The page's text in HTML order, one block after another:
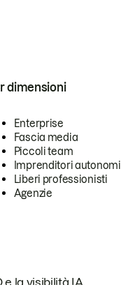
dimensioni
Enterprise
Fascia media
Piccoli team
Imprenditori autonomi
Liberi professionisti
Agenzie
la visibilità IA.